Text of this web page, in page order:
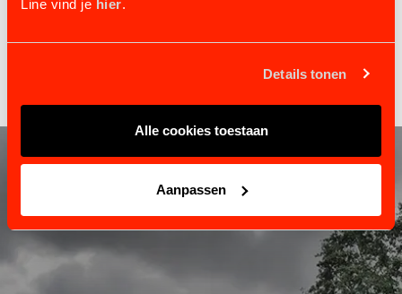
Line vind je hier.
Details tonen
Alle cookies toestaan
Aanpassen
ervaar het gemak van een geïntegreerd